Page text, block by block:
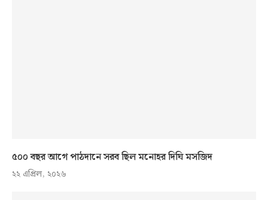
৫০০ বছর আগে পাঠদানে সরব ছিল মনোহর দিঘি মসজিদ
২২ এপ্রিল, ২০২৬